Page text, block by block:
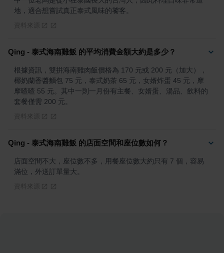
地，適合想嘗試真正泰式風味的饕客。
Qing - 泰式海南雞飯 的平均消費金額大約是多少？
根據資訊，雙拼海南雞肉飯價格為 170 元或 200 元（加大），
椰奶蘭香醬麵包 75 元，泰式奶茶 65 元，女婿炸蛋 45 元，摩
摩喳喳 55 元。其中一則一月份有主餐、女婿蛋、湯品、飲料的
套餐僅需 200 元。
Qing - 泰式海南雞飯 的店面空間和座位數如何？
店面空間不大，座位數不多，用餐座位數大約只有 7 個，容易
滿位，外送訂單量大。